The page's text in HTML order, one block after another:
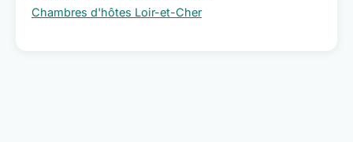
Chambres d'hôtes Loir-et-Cher